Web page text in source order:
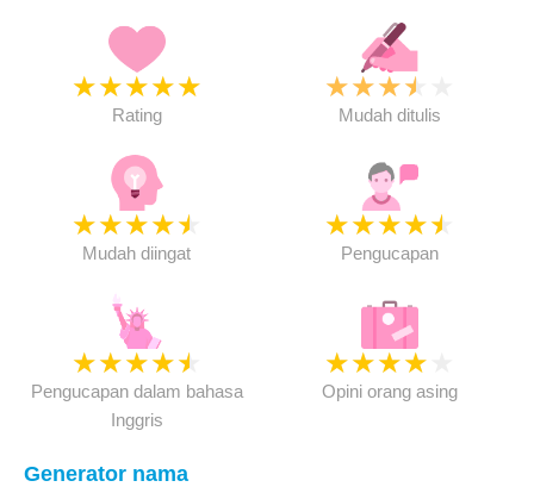
★★★★★
Rating
★★★★
Mudah ditulis
★★★★★
Mudah diingat
★★★★★
Pengucapan
★★★★★
Pengucapan dalam bahasa
Inggris
★★★★
Opini orang asing
Generator nama